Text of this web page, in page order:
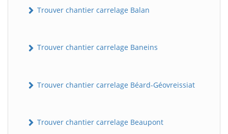
Trouver chantier carrelage Balan
Trouver chantier carrelage Baneins
Trouver chantier carrelage Béard-Géovreissiat
Trouver chantier carrelage Beaupont